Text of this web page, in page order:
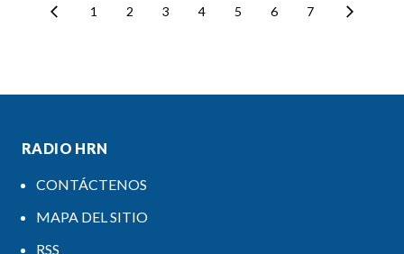
1 2 3 4 5 6 7
RADIO HRN
CONTÁCTENOS
MAPA DEL SITIO
RSS